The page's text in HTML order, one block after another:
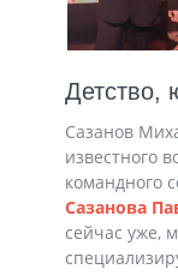
Детство,
Сазанов
известного
командного
Сазанова
сейчас уже,